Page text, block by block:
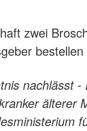
zwei
bestellen
nachlässt
älterer